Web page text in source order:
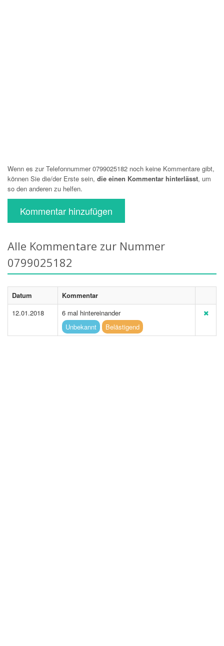
Wenn es zur Telefonnummer 0799025182 noch keine Kommentare gibt,
können Sie die/der Erste sein, die einen Kommentar hinterlässt, um
so den anderen zu helfen.
Kommentar hinzufügen
Alle Kommentare zur Nummer
0799025182
Datum
Kommentar
12.01.2018
6 mal hintereinander
Unbekannt
Belästigend